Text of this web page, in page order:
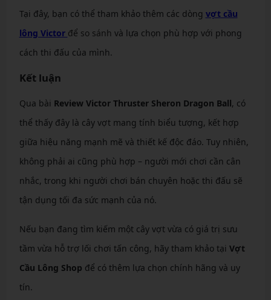
Tại đây, bạn có thể tham khảo thêm các dòng vợt cầu
lông Victor để so sánh và lựa chọn phù hợp với phong
cách thi đấu của mình.
Kết luận
Qua bài Review Victor Thruster Sheron Dragon Ball, có
thể thấy đây là cây vợt mang tính biểu tượng, kết hợp
giữa hiệu năng mạnh mẽ và thiết kế độc đáo. Tuy nhiên,
không phải ai cũng phù hợp – người mới chơi cần cân
nhắc, trong khi người chơi bán chuyên hoặc thi đấu sẽ
tận dụng tối đa sức mạnh của nó.
Nếu bạn đang tìm kiếm một cây vợt vừa có giá trị sưu
tầm vừa hỗ trợ lối chơi tấn công, hãy tham khảo tại Vợt
Cầu Lông Shop để có thêm lựa chọn chính hãng và uy
tín.